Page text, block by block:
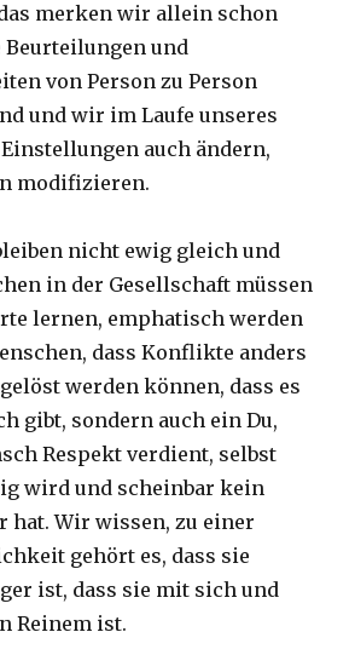
merken wir allein schon
Beurteilungen und
von Person zu Person
und wir im Laufe unseres
auch ändern,
modifizieren.
nicht ewig gleich und
in der Gesellschaft müssen
lernen, emphatisch werden
dass Konflikte anders
werden können, dass es
gibt, sondern auch ein Du,
Respekt verdient, selbst
wird und scheinbar kein
hat. Wir wissen, zu einer
gehört es, dass sie
ist, dass sie mit sich und
Reinem ist.